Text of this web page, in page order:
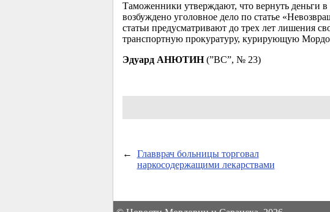
Таможенники утверждают, что вернуть деньги
возбуждено уголовное дело по статье
статьи предусматривают до трех лет лишения
транспортную прокуратуру, курирующую
Эдуард АНЮТИН(”ВС”, № 23)
←
Главврач больницы торговал
наркосодержащими лекарствами